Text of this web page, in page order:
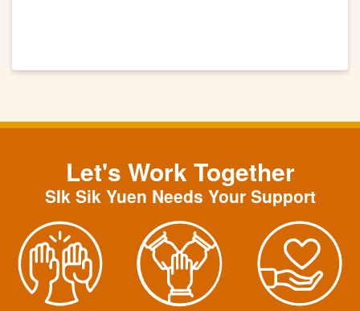
Let's Work Together
SIk Sik Yuen Needs Your Support